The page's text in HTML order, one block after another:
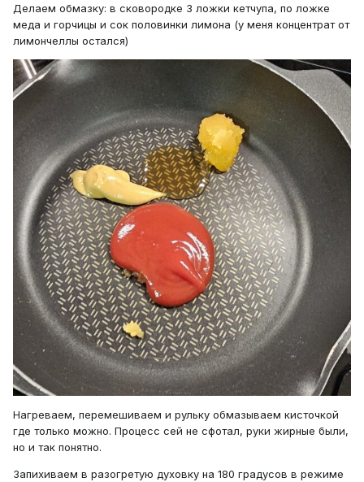
Делаем обмазку: в сковородке 3 ложки кетчупа, по ложке
меда и горчицы и сок половинки лимона (у меня концентрат от
лимончеллы остался)
Нагреваем, перемешиваем и рульку обмазываем кисточкой
где только можно. Процесс сей не сфотал, руки жирные были,
но и так понятно.
Запихиваем в разогретую духовку на 180 градусов в режиме